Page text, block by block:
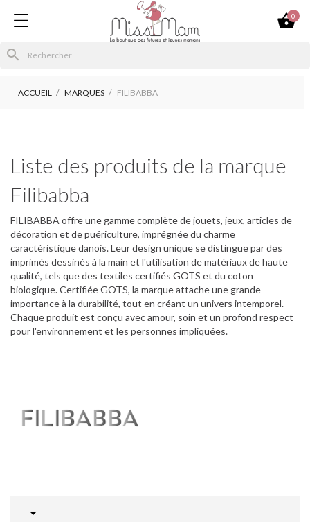

0
search
ACCUEIL MARQUES FILIBABBA
Liste des produits de la marque
Filibabba
FILIBABBA offre une gamme complète de jouets, jeux, articles de
décoration et de puériculture, imprégnée du charme
caractéristique danois. Leur design unique se distingue par des
imprimés dessinés à la main et l'utilisation de matériaux de haute
qualité, tels que des textiles certifiés GOTS et du coton
biologique. Certifiée GOTS, la marque attache une grande
importance à la durabilité, tout en créant un univers intemporel.
Chaque produit est conçu avec amour, soin et un profond respect
pour l'environnement et les personnes impliquées.
